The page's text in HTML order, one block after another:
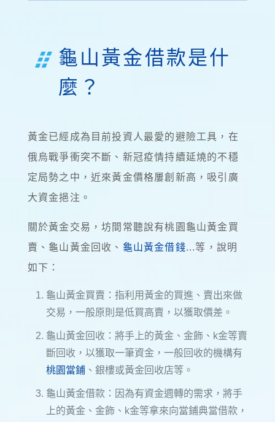
龜山黃金借款是什
麼？
黃金已經成為目前投資人最愛的避險工具，在
俄烏戰爭衝突不斷、新冠疫情持續延燒的不穩
定局勢之中，近來黃金價格屢創新高，吸引廣
大資金挹注。
關於黃金交易，坊間常聽說有桃園龜山黃金買
賣、龜山黃金回收、 龜山黃金借錢...等，說明
如下：
龜山黃金買賣：指利用黃金的買進、賣出來做
交易，一般原則是低買高賣，以獲取價差。
龜山黃金回收：將手上的黃金、金飾、k金等賣
斷回收，以獲取一筆資金，一般回收的機構有
桃園當鋪、銀樓或黃金回收店等。
龜山黃金借款：因為有資金週轉的需求，將手
上的黃金、金飾、k金等拿來向當鋪典當借款，